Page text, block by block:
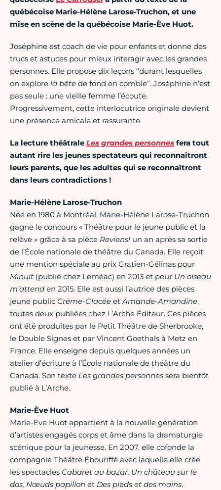
québécoise Marie-Hélène Larose-Truchon, et une
mise en scène de la québécoise Marie-Ève Huot.
Joséphine est coach de vie pour enfants et donne des
trucs et astuces pour mieux interagir avec les grandes
personnes. Elle propose dix leçons “durant lesquelles
on explore la bête de fond en comble”. Joséphine n’est
pas seule : une vieille femme l’écoute.
Progressivement, cette interlocutrice originale devient
une présence amicale et rassurante.
La lecture théâtrale Les grandes personnes fera tout
autant rire les jeunes spectateurs qui reconnaîtront
leurs parents, que les adultes qui se reconnaîtront
dans leurs contradictions !
Marie-Hélène Larose-Truchon
Née en 1980 à Montréal, Marie-Hélène Larose-Truchon
gagne le concours « Théâtre pour le jeune public et la
relève » grâce à sa pièce Reviens! un an après sa sortie
de l’École nationale de théâtre du Canada. Elle reçoit
une mention spéciale au prix Gratien-Gélinas pour
Minuit (publié chez Leméac) en 2013 et pour Un oiseau
m’attend en 2015. Elle est aussi l’autrice des pièces
jeune public Crème-Glacée etAmande-Amandine,
toutes deux publiées chez L’Arche Éditeur. Ces pièces
ont été produites par le Petit Théâtre de Sherbrooke,
le Double Signes et par Vincent Goethals à Metz en
France. Elle enseigne depuis quelques années un
atelier d’écriture à l’École nationale de théâtre du
Canada. Son texte Les grandes personnes sera bientôt
publié à L’Arche.
Marie-Ève Huot
Marie-Eve Huot appartient à la nouvelle génération
d’artistes engagés corps et âme dans la dramaturgie
scénique pour la jeunesse. En 2007, elle cofonde la
compagnie Théâtre Ébouriffé avec laquelle elle crée
les spectacles Cabaret au bazar, Un château sur le
dos, Nœuds papillon et Des pieds et des mains.